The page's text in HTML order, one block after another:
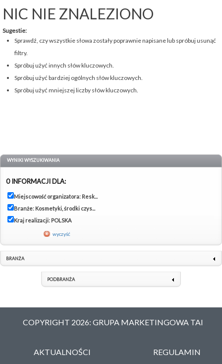
NIC NIE ZNALEZIONO
Sugestie:
Sprawdź, czy wszystkie słowa zostały poprawnie napisane lub spróbuj usunąć
filtry.
Spróbuj użyć innych słów kluczowych.
Spróbuj użyć bardziej ogólnych słów kluczowych.
Spróbuj użyć mniejszej liczby słów kluczowych.
WYNIKI WYSZUKIWANIA
0 INFORMACJI DLA:
Miejscowość organizatora: Resk...
Branże: Kosmetyki, środki czys...
Kraj realizacji: POLSKA
wyczyść
BRANŻA
PODBRANŻA
COPYRIGHT 2026: GRUPA MARKETINGOWA TAI
AKTUALNOŚCI REGULAMIN